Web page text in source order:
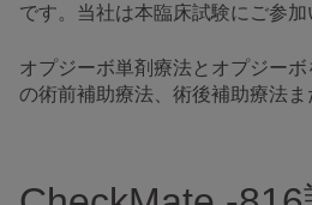
です。当社は本臨床試験にご参
オプジーボ単剤療法とオプジー
の術前補助療法、術後補助療法